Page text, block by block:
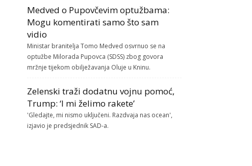
Medved o Pupovčevim optužbama:
Mogu komentirati samo što sam
vidio
Ministar branitelja Tomo Medved osvrnuo se na
optužbe Milorada Pupovca (SDSS) zbog govora
mržnje tijekom obilježavanja Oluje u Kninu.
Zelenski traži dodatnu vojnu pomoć,
Trump: ‘I mi želimo rakete’
'Gledajte, mi nismo uključeni. Razdvaja nas ocean',
izjavio je predsjednik SAD-a.